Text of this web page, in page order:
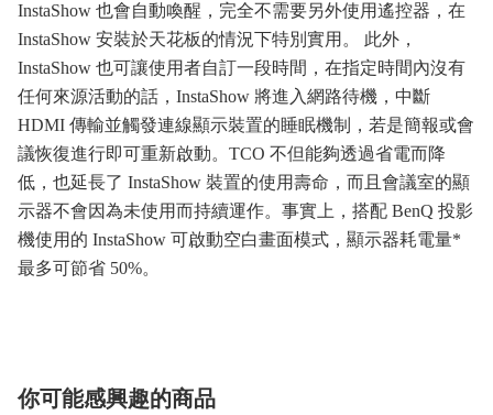
InstaShow 也會自動喚醒，完全不需要另外使用遙控器，在
InstaShow 安裝於天花板的情況下特別實用。
此外，
InstaShow 也可讓使用者自訂一段時間，在指定時間內沒有
任何來源活動的話， InstaShow 將進入網路待機，中斷
HDMI 傳輸並觸發連線顯示裝置的睡眠機制，若是簡報或會
議恢復進行即可重新啟動。 TCO 不但能夠透過省電而降
低，也延長了 InstaShow 裝置的使用壽命，而且會議室的顯
示器不會因為未使用而持續運作。事實上，搭配 BenQ 投影
機使用的 InstaShow 可啟動空白畫面模式，顯示器耗電量*
最多可節省 50%。
你可能感興趣的商品